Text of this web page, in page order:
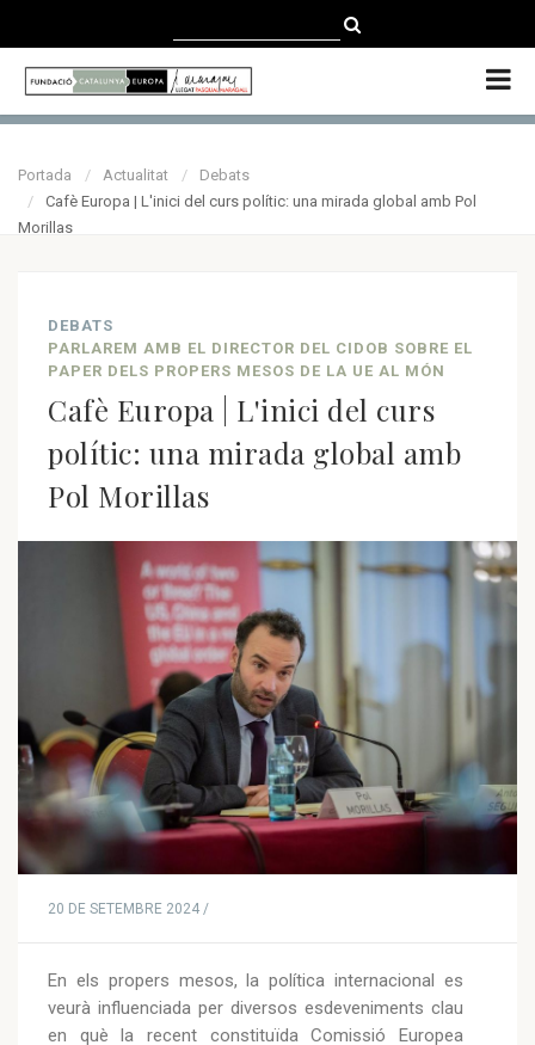
ENGLISH
Portada Actualitat
Debats
Cafè Europa | L'inici del curs polític: una mirada global amb Pol
Morillas
DEBATS
PARLAREM AMB EL DIRECTOR DEL CIDOB SOBRE EL
PAPER DELS PROPERS MESOS DE LA UE AL MÓN
Cafè Europa | L'inici del curs
polític: una mirada global amb
Pol Morillas
20 DE SETEMBRE 2024 /
En els propers mesos, la política internacional es
veurà influenciada per diversos esdeveniments clau
en què la recent constituïda Comissió Europea